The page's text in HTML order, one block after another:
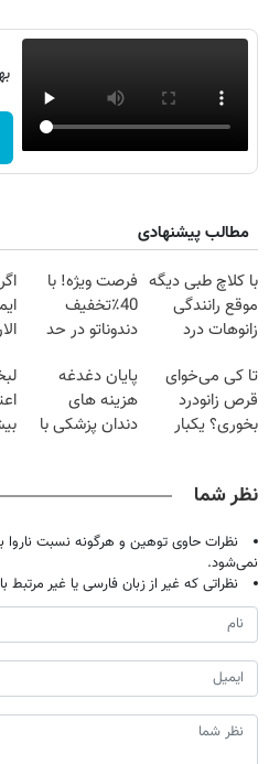
مطالب پیشنهادی
با کلاچ طبی دیگه
موقع رانندگی
زانوهات درد
فرصت ویژه! با
40٪تخفیف
دندوناتو در حد
کن
تا کی می‌خوای
قرص زانودرد
بخوری؟ یکبار
پایان دغدغه
هزینه های
دندان پزشکی با
نظر شما
نظرات حاوی توهین و هرگونه نسبت
نمی‌شود.
نظراتی که غیر از زبان فارسی یا غیر